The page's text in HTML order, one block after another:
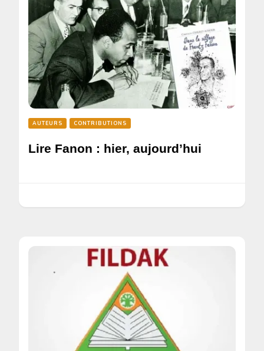
AUTEURS CONTRIBUTIONS
Lire Fanon : hier, aujourd’hui